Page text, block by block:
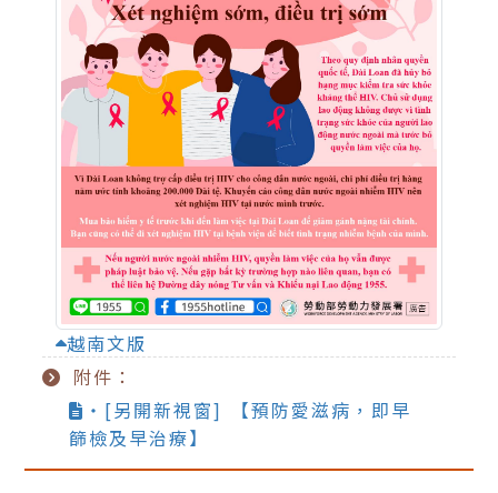
越南文版
附件：
‧[另開新視窗] 【預防愛滋病，即早
篩檢及早治療】